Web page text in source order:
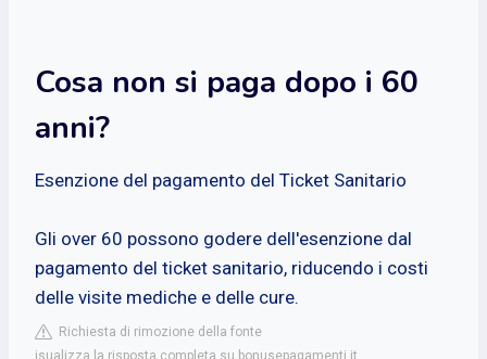
Cosa non si paga dopo i 60
anni?
Esenzione del pagamento del Ticket Sanitario
Gli over 60 possono godere dell'esenzione dal
pagamento del ticket sanitario, riducendo i costi
delle visite mediche e delle cure.
Richiesta di rimozione della fonte
isualizza la risposta completa su bonusepagamenti.it